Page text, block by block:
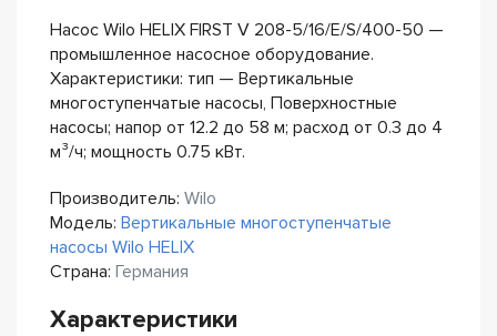
Насос Wilo HELIX FIRST V 208-5/16/E/S/400-50 —
промышленное насосное оборудование.
Характеристики: тип — Вертикальные
многоступенчатые насосы, Поверхностные
насосы; напор от 12.2 до 58 м; расход от 0.3 до 4
м³/ч; мощность 0.75 кВт.
Производитель: Wilo
Модель: Вертикальные многоступенчатые
насосы Wilo HELIX
Страна: Германия
Характеристики